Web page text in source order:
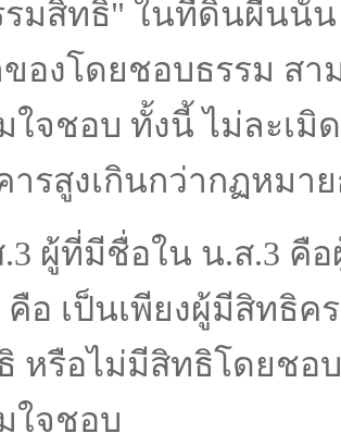
รมสิทธิ์" ในที่ดินผืนนั้
ของโดยชอบธรรม ส
ใจชอบ ทั้งนี้ ไม่ละเมิ
ารสูงเกินกว่ากฏหมา
ผู้ที่มีชื่อใน น.ส.3 คื
อ เป็นเพียงผู้มีสิทธิ
หรือไม่มีสิทธิโดยชอ
ใจชอบ